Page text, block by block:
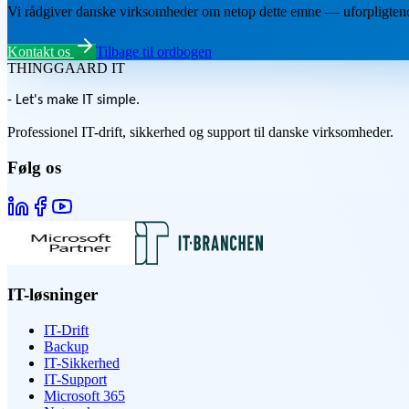
Vi rådgiver danske virksomheder om netop dette emne —
Kontakt os
Tilbage til ordbogen
THINGGAARD IT
- Let's make IT simple.
Professionel IT-drift, sikkerhed og support til danske virksomheder.
Følg os
IT-løsninger
IT-Drift
Backup
IT-Sikkerhed
IT-Support
Microsoft 365